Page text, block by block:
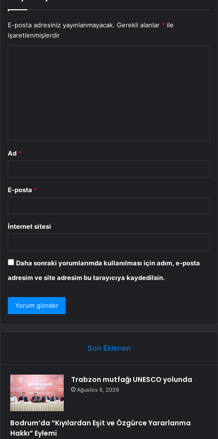
E-posta adresiniz yayınlanmayacak. Gerekli alanlar * ile
işaretlenmişlerdir
Ad *
E-posta *
İnternet sitesi
Daha sonraki yorumlarımda kullanılması için adım, e-posta
adresim ve site adresim bu tarayıcıya kaydedilsin.
Son Eklenen
Trabzon mutfağı UNESCO yolunda
Ağustos 6, 2026
Bodrum’da “Kıyılardan Eşit ve Özgürce Yararlanma
Hakkı” Eylemi